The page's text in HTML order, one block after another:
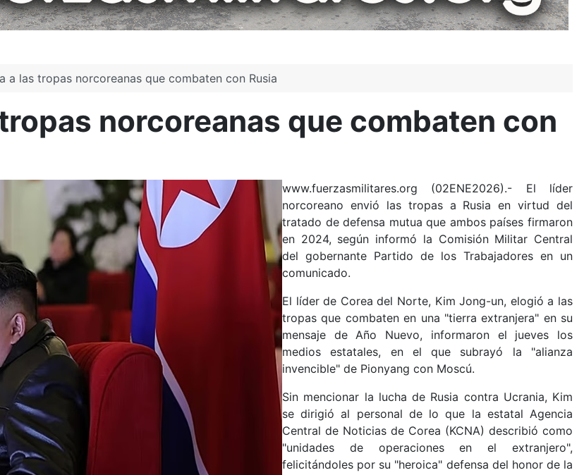
a las tropas norcoreanas que combaten con Rusia
norcoreanas que combaten con
www.fuerzasmilitares.org (02ENE2026).- El líder
norcoreano envió las tropas a Rusia en virtud del
tratado de defensa mutua que ambos países firmaron
en 2024, según informó la Comisión Militar Central
del gobernante Partido de los Trabajadores en un
comunicado.
El líder de Corea del Norte, Kim Jong-un, elogió a las
tropas que combaten en una "tierra extranjera" en su
mensaje de Año Nuevo, informaron el jueves los
medios estatales, en el que subrayó la "alianza
invencible" de Pionyang con Moscú.
Sin mencionar la lucha de Rusia contra Ucrania, Kim
se dirigió al personal de lo que la estatal Agencia
Central de Noticias de Corea (KCNA) describió como
"unidades de operaciones en el extranjero",
felicitándoles por su "heroica" defensa del honor de la